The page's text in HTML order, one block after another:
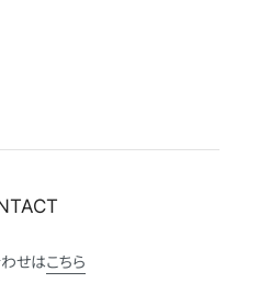
せはこちら